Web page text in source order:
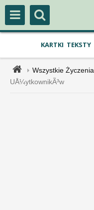
KARTKI TEKSTY
Wszystkie Życzenia
UÅ¼ytkownikÃ³w